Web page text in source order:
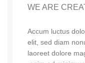
WE ARE
Accum luctus
elit, sed diam
laoreet dolore